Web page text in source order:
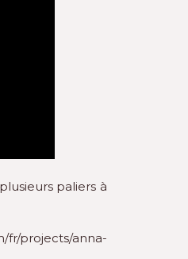
paliers à
fr/projects/anna-